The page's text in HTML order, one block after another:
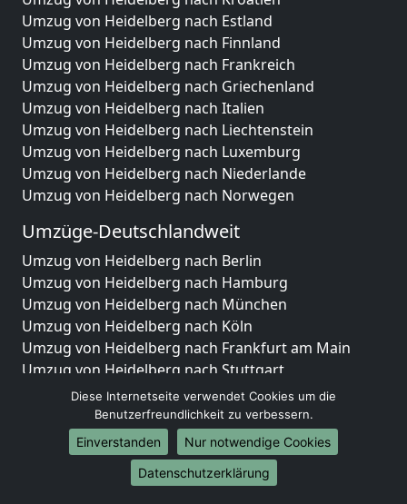
Umzug von Heidelberg nach Estland
Umzug von Heidelberg nach Finnland
Umzug von Heidelberg nach Frankreich
Umzug von Heidelberg nach Griechenland
Umzug von Heidelberg nach Italien
Umzug von Heidelberg nach Liechtenstein
Umzug von Heidelberg nach Luxemburg
Umzug von Heidelberg nach Niederlande
Umzug von Heidelberg nach Norwegen
Umzüge-Deutschlandweit
Umzug von Heidelberg nach Berlin
Umzug von Heidelberg nach Hamburg
Umzug von Heidelberg nach München
Umzug von Heidelberg nach Köln
Umzug von Heidelberg nach Frankfurt am Main
Umzug von Heidelberg nach Stuttgart
Umzug von Heidelberg nach Düsseldorf
Umzug von Heidelberg nach Leipzig
Umzug von Heidelberg nach Dortmund
Umzug von Heidelberg nach Essen
Umzug von Heidelberg nach Bremen
Diese Internetseite verwendet Cookies um die
Benutzerfreundlichkeit zu verbessern.
Einverstanden
Nur notwendige Cookies
Datenschutzerklärung